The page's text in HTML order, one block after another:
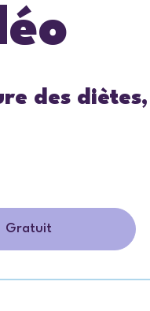
des
Gratuit